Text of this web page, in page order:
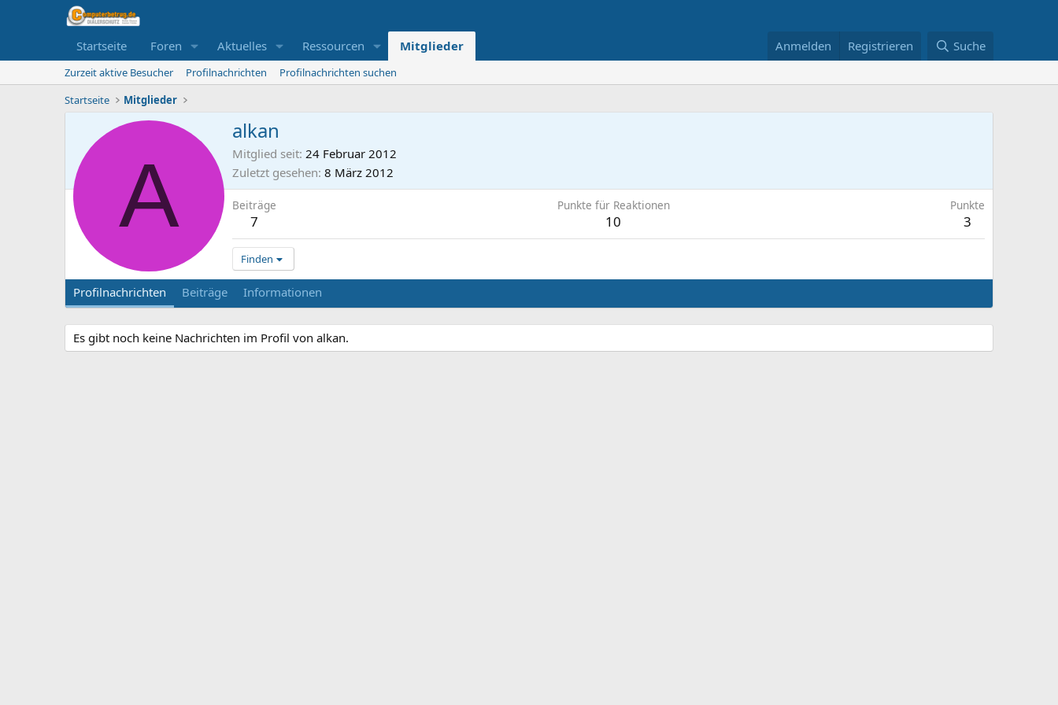
Startseite Foren Aktuelles Ressourcen Mitglieder Anmelden Registrieren Suche
Zurzeit aktive Besucher Profilnachrichten
Profilnachrichten suchen
Startseite
Mitglieder
A
alkan
Mitglied seit 24 Februar 2012
Zuletzt gesehen 8 März 2012
Beiträge
7
Punkte für Reaktionen
10
Punkte
3
Finden
Profilnachrichten Beiträge Informationen
Es gibt noch keine Nachrichten im Profil von alkan.